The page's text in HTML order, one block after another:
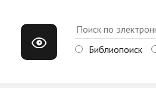
Библиопоиск